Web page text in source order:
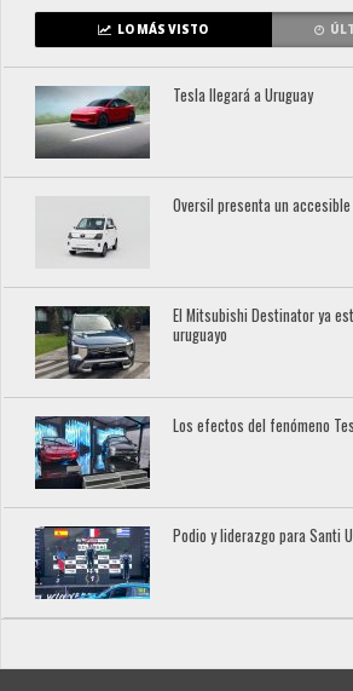
LO MÁS VISTO
Tesla llegará a Uruguay
Oversil presenta un
El Mitsubishi Destinator ya
uruguayo
Los efectos del fenómeno
Podio y liderazgo para Santi